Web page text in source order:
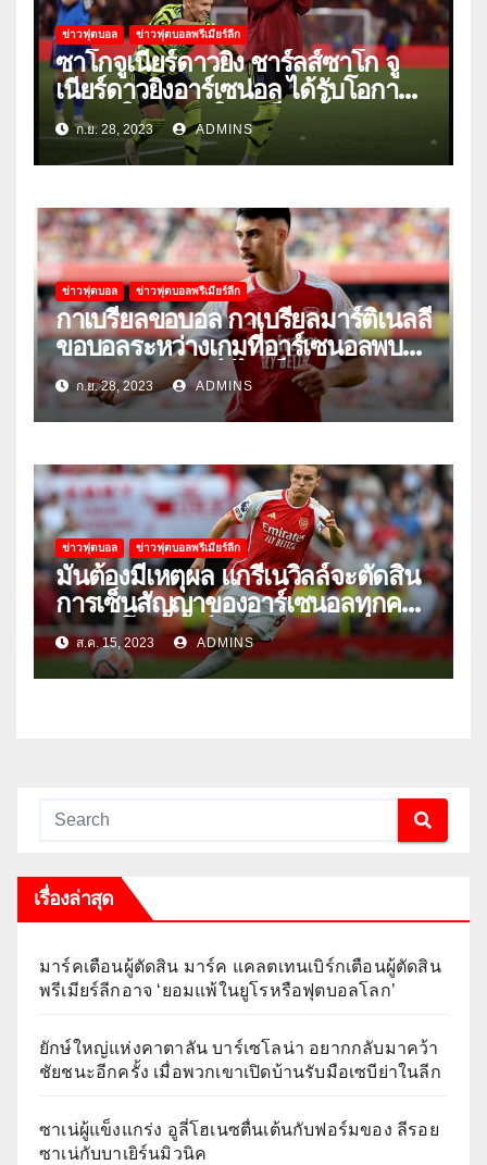
ข่าวฟุตบอล ข่าวฟุตบอลพรีเมียร์ลีก
ซาโกจูเนียร์ดาวยิง ชาร์ลส์ซาโก จู
เนียร์ดาวยิงอาร์เซน่อล ได้รับโอกาส
ลงเล่นให้ทีมชุดใหญ่เป็นครั้งแรก
ก.ย. 28, 2023 ADMINS
ข่าวฟุตบอล ข่าวฟุตบอลพรีเมียร์ลีก
กาเบรียลขอบอล กาเบรียลมาร์ติเนลลี
ขอบอลระหว่างเกมที่อาร์เซนอลพบ
กับแมนเชสเตอร์ยูไนเต็ด
ก.ย. 28, 2023 ADMINS
ข่าวฟุตบอล ข่าวฟุตบอลพรีเมียร์ลีก
มันต้องมีเหตุผล แกรีเนวิลล์จะตัดสิน
การเซ็นสัญญาของอาร์เซนอลทุกคน
ยกเว้นโอเดการ์ด
ส.ค. 15, 2023 ADMINS
เรื่องล่าสุด
มาร์คเตือนผู้ตัดสิน มาร์ค แคลตเทนเบิร์กเตือนผู้ตัดสิน
พรีเมียร์ลีกอาจ ‘ยอมแพ้ในยูโรหรือฟุตบอลโลก’
ยักษ์ใหญ่แห่งคาตาลัน บาร์เซโลน่า อยากกลับมาคว้า
ชัยชนะอีกครั้ง เมื่อพวกเขาเปิดบ้านรับมือเซบีย่าในลีก
ซาเน่ผู้แข็งแกร่ง อูลี่โฮเนซตื่นเต้นกับฟอร์มของ ลีรอย
ซาเน่กับบาเยิร์นมิวนิค